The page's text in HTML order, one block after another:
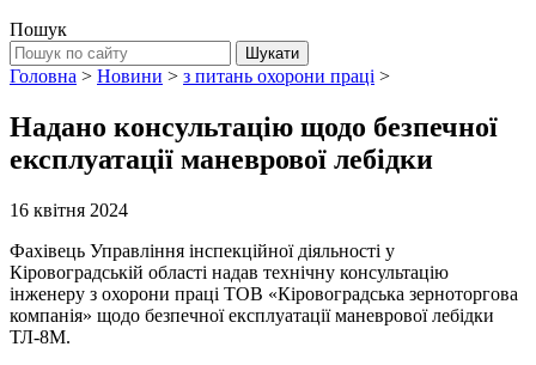
Пошук
Головна > Новини > з питань охорони праці >
Надано консультацію щодо безпечної
експлуатації маневрової лебідки
16 квітня 2024
Фахівець Управління інспекційної діяльності у
Кіровоградській області надав технічну консультацію
інженеру з охорони праці ТОВ «Кіровоградська зерноторгова
компанія» щодо безпечної експлуатації маневрової лебідки
ТЛ-8М.